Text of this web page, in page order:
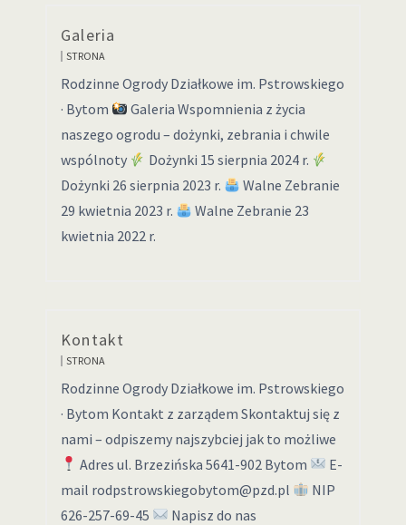
Galeria
STRONA
Rodzinne Ogrody Działkowe im. Pstrowskiego
· Bytom
Galeria Wspomnienia z życia
naszego ogrodu – dożynki, zebrania i chwile
wspólnoty
Dożynki 15 sierpnia 2024 r.
Dożynki 26 sierpnia 2023 r.
Walne Zebranie
29 kwietnia 2023 r.
Walne Zebranie 23
kwietnia 2022 r.
Kontakt
STRONA
Rodzinne Ogrody Działkowe im. Pstrowskiego
· Bytom Kontakt z zarządem Skontaktuj się z
nami – odpiszemy najszybciej jak to możliwe
Adres ul. Brzezińska 5641-902 Bytom
E-
mail rodpstrowskiegobytom@pzd.pl
NIP
626-257-69-45
Napisz do nas